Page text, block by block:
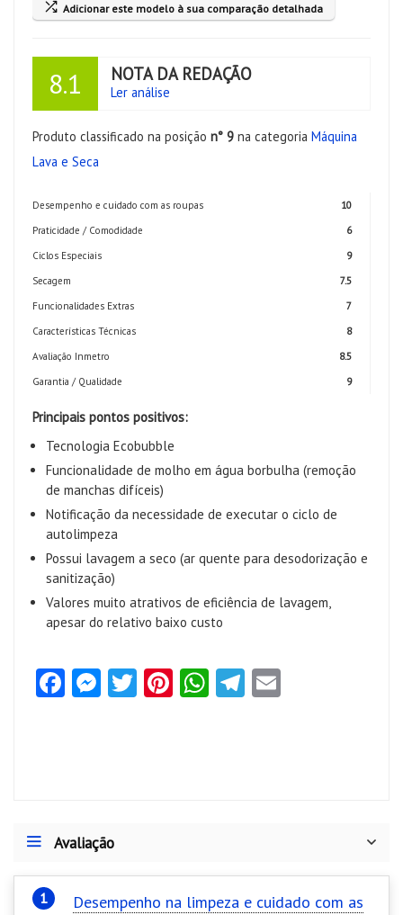
Adicionar este modelo à sua comparação detalhada
8.1 NOTA DA REDAÇÃO
Ler análise
Produto classificado na posição n° 9 na categoria Máquina
Lava e Seca
Desempenho e cuidado com as roupas
10
Praticidade / Comodidade
6
Ciclos Especiais
9
Secagem
7.5
Funcionalidades Extras
7
Características Técnicas
8
Avaliação Inmetro
8.5
Garantia / Qualidade
9
Principais pontos positivos:
Tecnologia Ecobubble
Funcionalidade de molho em água borbulha (remoção
de manchas difíceis)
Notificação da necessidade de executar o ciclo de
autolimpeza
Possui lavagem a seco (ar quente para desodorização e
sanitização)
Valores muito atrativos de eficiência de lavagem,
apesar do relativo baixo custo
Fa
k
M
er
T Pi W Te
Avaliação
Desempenho na limpeza e cuidado com as